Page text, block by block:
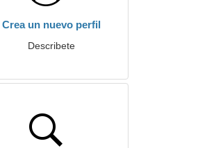
Crea un nuevo perfil
Describete